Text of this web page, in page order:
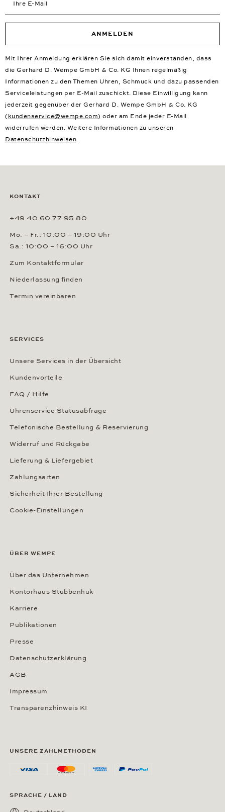
ANMELDEN
Mit Ihrer Anmeldung erklären Sie sich damit einverstanden, dass
die Gerhard D. Wempe GmbH & Co. KG Ihnen regelmäßig
Informationen zu den Themen Uhren, Schmuck und dazu passenden
Serviceleistungen per E-Mail zuschickt. Diese Einwilligung kann
jederzeit gegenüber der Gerhard D. Wempe GmbH & Co. KG
( kundenservice@wempe.com) oder am Ende jeder E-Mail
widerrufen werden. Weitere Informationen zu unseren
Datenschutzhinweisen.
KONTAKT
+49 40 60 77 95 80
Mo. – Fr.: 10:00 – 19:00 Uhr
Sa.: 10:00 – 16:00 Uhr
Zum Kontaktformular
Niederlassung finden
Termin vereinbaren
SERVICES
Unsere Services in der Übersicht
Kundenvorteile
FAQ / Hilfe
Uhrenservice Statusabfrage
Telefonische Bestellung & Reservierung
Widerruf und Rückgabe
Lieferung & Liefergebiet
Zahlungsarten
Sicherheit Ihrer Bestellung
Cookie-Einstellungen
ÜBER WEMPE
Über das Unternehmen
Kontorhaus Stubbenhuk
Karriere
Publikationen
Presse
Datenschutzerklärung
AGB
Impressum
Transparenzhinweis KI
UNSERE ZAHLMETHODEN
SPRACHE / LAND